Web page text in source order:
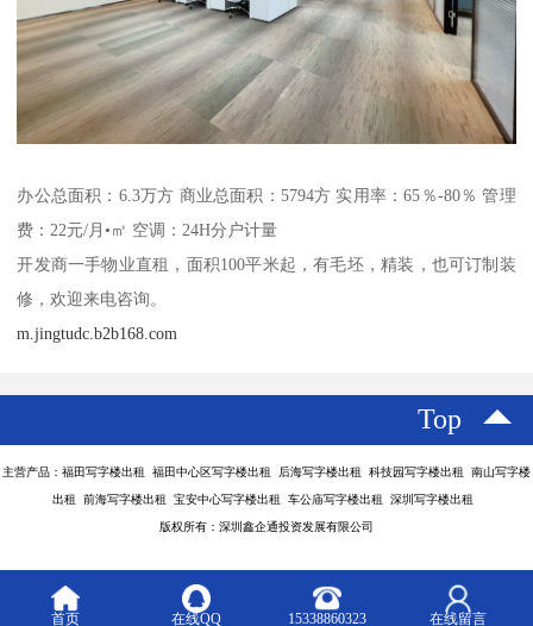
办公总面积：6.3万方 商业总面积：5794方 实用率：65％-80％ 管理
费：22元/月•㎡ 空调：24H分户计量
开发商一手物业直租，面积100平米起，有毛坯，精装，也可订制装
修，欢迎来电咨询。
m.jingtudc.b2b168.com
Top
主营产品：福田写字楼出租 福田中心区写字楼出租 后海写字楼出租 科技园写字楼出租 南山写字楼
出租 前海写字楼出租 宝安中心写字楼出租 车公庙写字楼出租 深圳写字楼出租
版权所有：深圳鑫企通投资发展有限公司
首页 在线QQ 15338860323 在线留言